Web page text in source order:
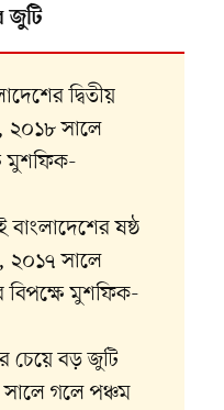
জুটি
দ্বিতীয়
২০১৮ সালে
মুশফিক-
ষষ্ঠ
২০১৭ সালে
বিপক্ষে মুশফিক-
চেয়ে বড় জুটি
গলে পঞ্চম